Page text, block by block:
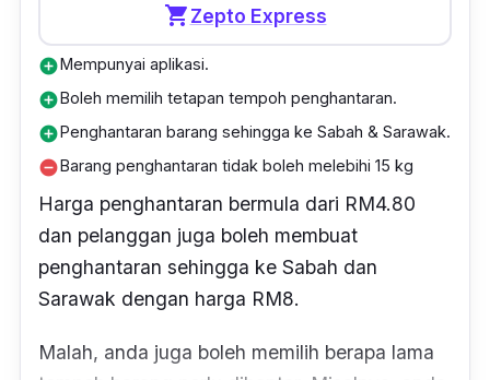
shopping_cartZepto Express
add_circleMempunyai aplikasi.
add_circleBoleh memilih tetapan tempoh penghantaran.
add_circlePenghantaran barang sehingga ke Sabah & Sarawak.
remove_circleBarang penghantaran tidak boleh melebihi 15 kg
Harga penghantaran bermula dari RM4.80
dan pelanggan juga boleh membuat
penghantaran sehingga ke Sabah dan
Sarawak dengan harga RM8.
Malah, anda juga boleh memilih berapa lama